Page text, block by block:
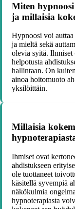
Miten
ja millaisia
Hypnoosi voi auttaa
ja mieltä sekä
olevia syitä. Ihmiset
helpotusta
hallintaan. On
ainoa hoitomuoto
yksilöittäin.
Millaisia
Ihmiset ovat
ahdistukseen
ole tuottaneet
käsitellä syvempiä
näkökulmia
hypnoterapiasta